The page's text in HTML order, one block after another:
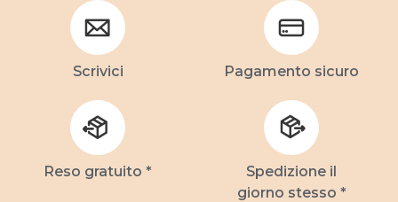
Scrivici Pagamento sicuro
Reso gratuito *
Spedizione il
giorno stesso *